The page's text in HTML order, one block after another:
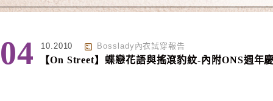
04 10.2010 Bosslady內衣試穿報告
【On Street】蝶戀花語與搖滾豹紋-內附ONS週年